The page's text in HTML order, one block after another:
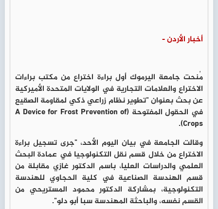
أخبار الأردن -
مُنحت جامعة اليرموك أول براءة اختراع من مكتب براءات
الاختراع والعلامات التجارية في الولايات المتحدة الأميركية
عن بحث بعنوان "تطوير نظام زراعي ذكي لمقاومة الصقيع
في الحقول المفتوحة (A Device for Frost Prevention of
Crops).
وقالت الجامعة في بيان اليوم الأحد، "جرى تسجيل براءة
الاختراع من خلال قسم نقل التكنولوجيا في عمادة البحث
العلمي والدراسات العليا، باسم الدكتور غازي مقابلة من
قسم الهندسة الصناعية في كلية الحجاوي للهندسة
التكنولوجية، بمشاركة الدكتور محمود المستريحي من
القسم نفسه، والباحثة المهندسة سبا أبو دلو".